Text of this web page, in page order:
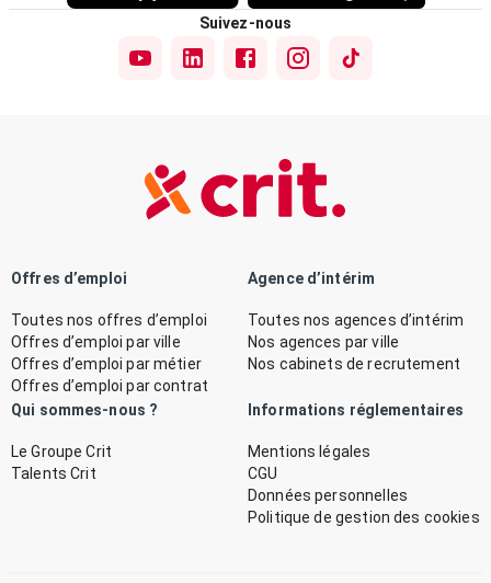
Suivez-nous
Offres d’emploi
Toutes nos offres d’emploi
Offres d’emploi par ville
Offres d’emploi par métier
Offres d’emploi par contrat
Agence d’intérim
Toutes nos agences d’intérim
Nos agences par ville
Nos cabinets de recrutement
Qui sommes-nous ?
Le Groupe Crit
Talents Crit
Informations réglementaires
Mentions légales
CGU
Données personnelles
Politique de gestion des cookies